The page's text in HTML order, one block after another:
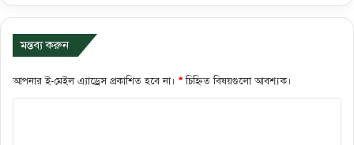
মন্তব্য করুন
আপনার ই-মেইল এ্যাড্রেস প্রকাশিত হবে না। *চিহ্নিত বিষয়গুলো আবশ্যক।